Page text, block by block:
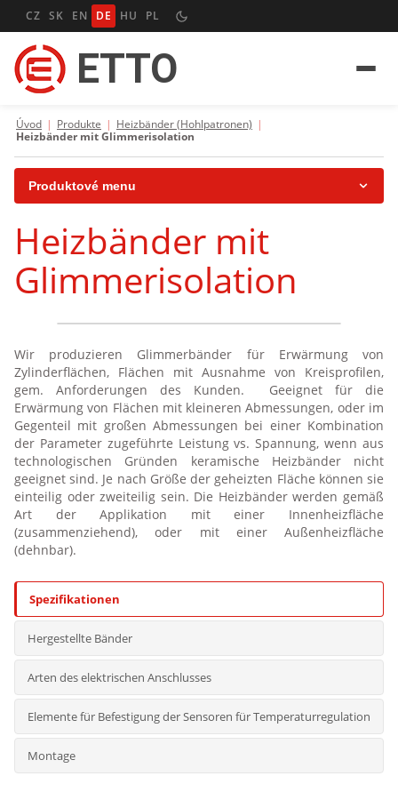
Úvod | Produkte | Heizbänder (Hohlpatronen) |
Heizbänder mit Glimmerisolation
Produktové menu
Heizpatronen
Rohrheizkörper
Heizbänder (Hohlpatronen)
Heizbänder mit Glimmerisolation
Keramische Heizbänder
Heizhohlpatrone aus Stab, Profil 7.2×2.7
Flachheizkörper mit Glimmerisolierung
Heizkörper mit offenstehendem Draht
(Keramikheizkörper, Glimmerheizkörper)
Erwärmung von Gasen
Erwärmung von Flüssigkeiten
Kontakterwärmung von festen Stoffen
Infraroterwärmung
Heizkörper für Industrieapplikationen
Heizbänder mit
Glimmerisolation
Wir produzieren Glimmerbänder für Erwärmung von
Zylinderflächen, Flächen mit Ausnahme von Kreisprofilen,
gem. Anforderungen des Kunden. Geeignet für die
Erwärmung von Flächen mit kleineren Abmessungen, oder im
Gegenteil mit großen Abmessungen bei einer Kombination
der Parameter zugeführte Leistung vs. Spannung, wenn aus
technologischen Gründen keramische Heizbänder nicht
geeignet sind. Je nach Größe der geheizten Fläche können sie
einteilig oder zweiteilig sein. Die Heizbänder werden gemäß
Art der Applikation mit einer Innenheizfläche
(zusammenziehend), oder mit einer Außenheizfläche
(dehnbar).
Spezifikationen
Hergestellte Bänder
Arten des elektrischen Anschlusses
Elemente für Befestigung der Sensoren für Temperaturregulation
Montage
CZ SK EN DE HU PL
ETTO